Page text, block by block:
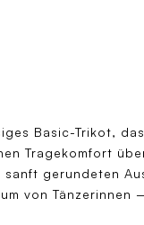
Basic-Trikot,
Tragekomfort
sanft gerundeten
von Tänzerinnen